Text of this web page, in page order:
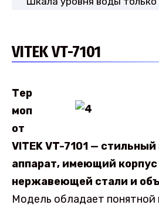
VITEK VT-7101
Тер
моп
от
VITEK VT-7101 —
аппарат, имеющий корпус
нержавеющей стали и
Модель обладает понятной